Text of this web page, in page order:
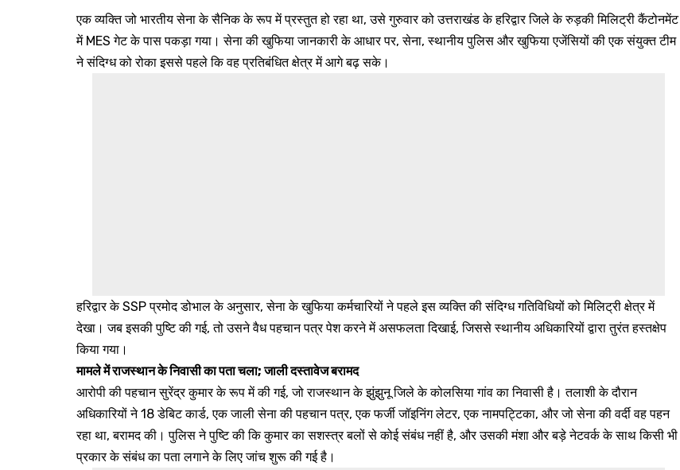
एक व्यक्ति जो भारतीय सेना के सैनिक के रूप में प्रस्तुत हो रहा था, उसे गुरुवार को उत्तराखंड के हरिद्वार जिले के रुड़की मिलिट्री कैंटोनमेंट
में MES गेट के पास पकड़ा गया। सेना की खुफिया जानकारी के आधार पर, सेना, स्थानीय पुलिस और खुफिया एजेंसियों की एक संयुक्त टीम
ने संदिग्ध को रोका इससे पहले कि वह प्रतिबंधित क्षेत्र में आगे बढ़ सके।
हरिद्वार के SSP प्रमोद डोभाल के अनुसार, सेना के खुफिया कर्मचारियों ने पहले इस व्यक्ति की संदिग्ध गतिविधियों को मिलिट्री क्षेत्र में
देखा। जब इसकी पुष्टि की गई, तो उसने वैध पहचान पत्र पेश करने में असफलता दिखाई, जिससे स्थानीय अधिकारियों द्वारा तुरंत हस्तक्षेप
किया गया।
मामले में राजस्थान के निवासी का पता चला; जाली दस्तावेज बरामद
आरोपी की पहचान सुरेंद्र कुमार के रूप में की गई, जो राजस्थान के झुंझुनू जिले के कोलसिया गांव का निवासी है। तलाशी के दौरान
अधिकारियों ने 18 डेबिट कार्ड, एक जाली सेना की पहचान पत्र, एक फर्जी जॉइनिंग लेटर, एक नामपट्टिका, और जो सेना की वर्दी वह पहन
रहा था, बरामद की। पुलिस ने पुष्टि की कि कुमार का सशस्त्र बलों से कोई संबंध नहीं है, और उसकी मंशा और बड़े नेटवर्क के साथ किसी भी
प्रकार के संबंध का पता लगाने के लिए जांच शुरू की गई है।